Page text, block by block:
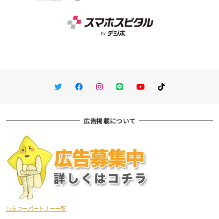
TwitterFacebookInstagram
LINE You TubeTikTok
広告掲載について
ひらつーパートナー一覧